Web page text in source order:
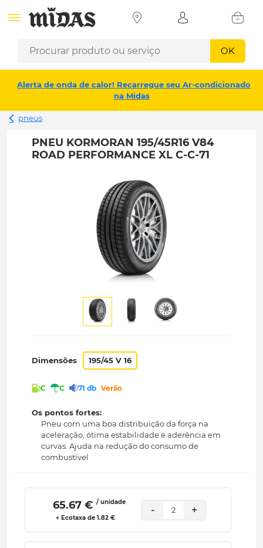
OK
Alerta de onda de calor! Recarregue seu Ar-condicionado
na Midas
pneus
PNEU KORMORAN 195/45R16 V84
ROAD PERFORMANCE XL C-C-71
Dimensões 195/45 V 16
C C 71 db Verão
Os pontos fortes:
Pneu com uma boa distribuição da força na
aceleração, ótima estabilidade e aderência em
curvas. Ajuda na redução do consumo de
combustível
65.67 € / unidade
+ Ecotaxa de 1.82 €
- 2 +